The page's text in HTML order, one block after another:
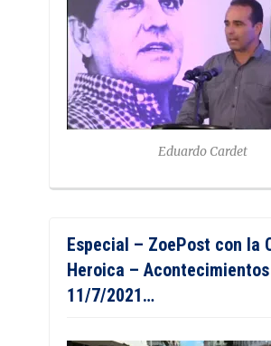
Eduardo Cardet
Especial – ZoePost con la
Heroica – Acontecimientos
11/7/2021…